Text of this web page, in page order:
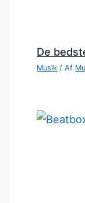
De
Musik / Af